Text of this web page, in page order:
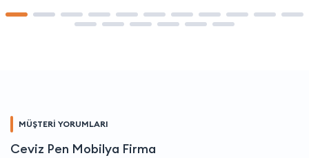
MÜŞTERİ YORUMLARI
Ceviz Pen Mobilya Firma